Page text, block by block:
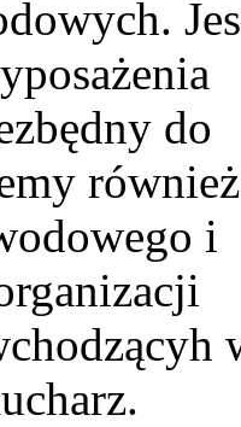
do
również
i